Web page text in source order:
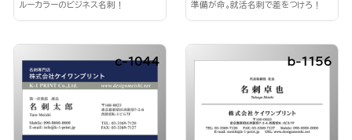
ルーカラーのビジネス名刺！
準備が命。就活名刺で差をつけろ！
c-1044 b-1156